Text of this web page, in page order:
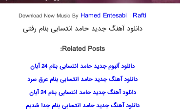
Download New Music By Hamed Entesabi | Rafti
دانلود آهنگ جدید حامد انتسابی بنام رفتی
Related Posts:
دانلود آلبوم جدید حامد انتسابی بنام 24 آبان
دانلود آهنگ جدید حامد انتسابی بنام عرق سرد
دانلود آهنگ جدید حامد انتسابی بنام 24 آبان
دانلود آهنگ جدید حامد انتسابی بنام جدا شدیم